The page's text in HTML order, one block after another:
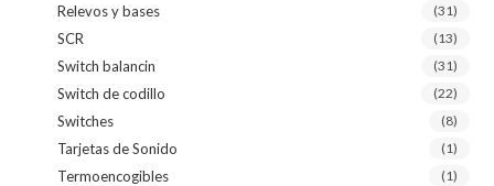
Relevos y bases (31)
SCR (13)
Switch balancin (31)
Switch de codillo (22)
Switches (8)
Tarjetas de Sonido (1)
Termoencogibles (1)